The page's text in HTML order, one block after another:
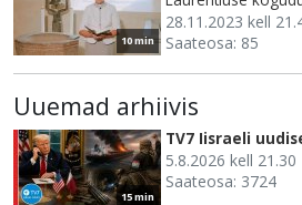
10 min
28.11.2023 kell
Saateosa: 85
Uuemad arhiivis
15 min
TV7 Iisraeli
5.8.2026 kell 21.30
Saateosa: 3724